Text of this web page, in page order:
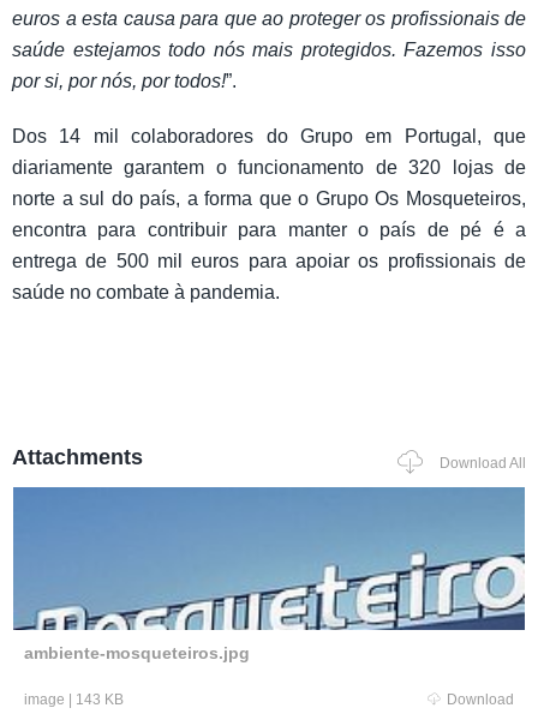
euros a esta causa para que ao proteger os profissionais de
saúde estejamos todo nós mais protegidos. Fazemos isso
por si, por nós, por todos!”.
Dos 14 mil colaboradores do Grupo em Portugal, que
diariamente garantem o funcionamento de 320 lojas de
norte a sul do país, a forma que o Grupo Os Mosqueteiros,
encontra para contribuir para manter o país de pé é a
entrega de 500 mil euros para apoiar os profissionais de
saúde no combate à pandemia.
Attachments Download All
ambiente-mosqueteiros.jpg
image 143 KB Download